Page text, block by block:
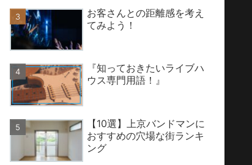
お客さんとの距離感を考え
てみよう！
『知っておきたいライブハ
ウス専門用語！』
【10選】上京バンドマンに
おすすめの穴場な街ランキ
ング